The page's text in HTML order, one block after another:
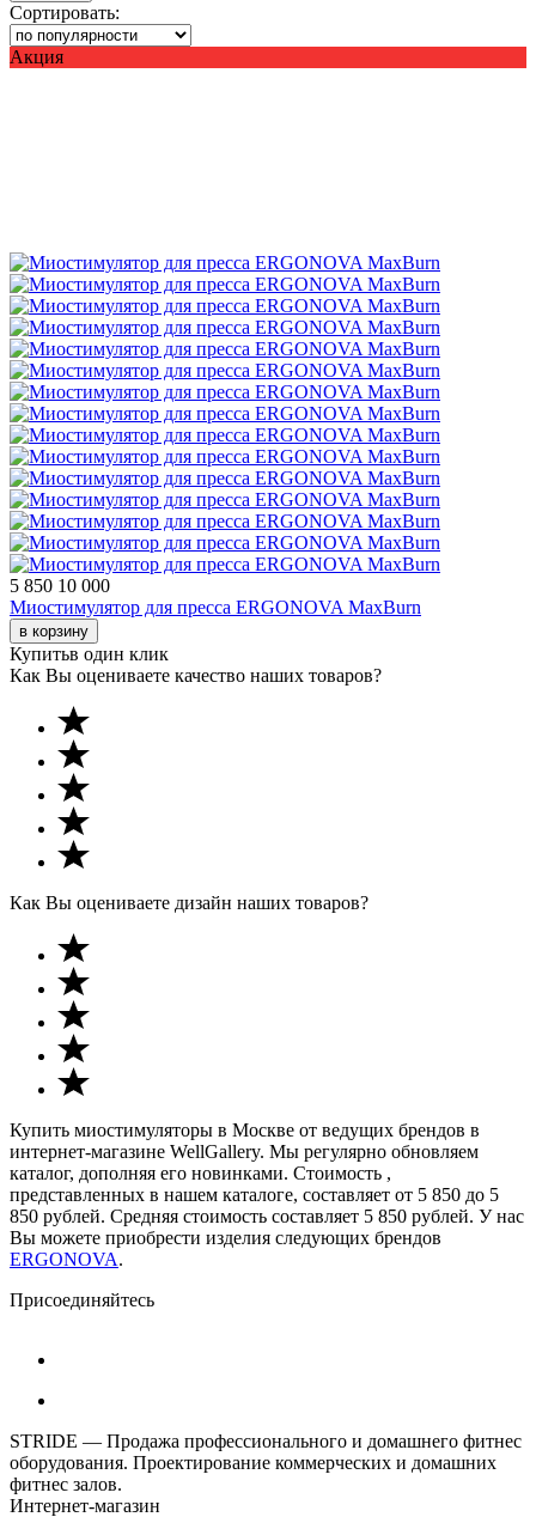
Сортировать:
Акция
5 850 10 000
Миостимулятор для пресса ERGONOVA MaxBurn
в корзину
Купитьв один клик
Как Вы оцениваете качество наших товаров?
Как Вы оцениваете дизайн наших товаров?
Купить миостимуляторы в Москве от ведущих брендов в
интернет-магазине WellGallery. Мы регулярно обновляем
каталог, дополняя его новинками. Стоимость ,
представленных в нашем каталоге, составляет от 5 850 до 5
850 рублей. Средняя стоимость составляет 5 850 рублей. У нас
Вы можете приобрести изделия следующих брендов
ERGONOVA.
Присоединяйтесь
STRIDE — Продажа профессионального и домашнего фитнес
оборудования. Проектирование коммерческих и домашних
фитнес залов.
Интернет-магазин